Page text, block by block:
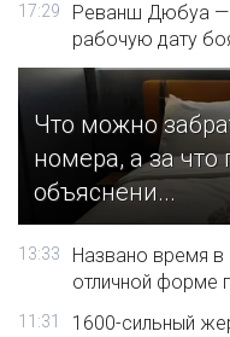
17:29
Реванш Дюбуа —
рабочую дату
Что можно
номера, а за что
объяснени...
13:33
Названо время в
отличной форме
11:31
1600-сильный